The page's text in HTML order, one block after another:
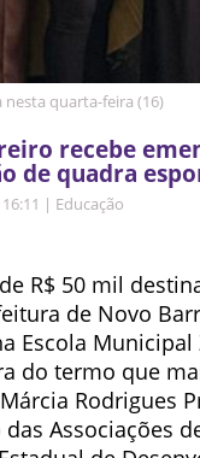
nesta quarta-feira (16)
recebe
de quadra
| Educação
R$ 50 mil
de Novo
Escola
do termo que
Rodrigues
das Associações